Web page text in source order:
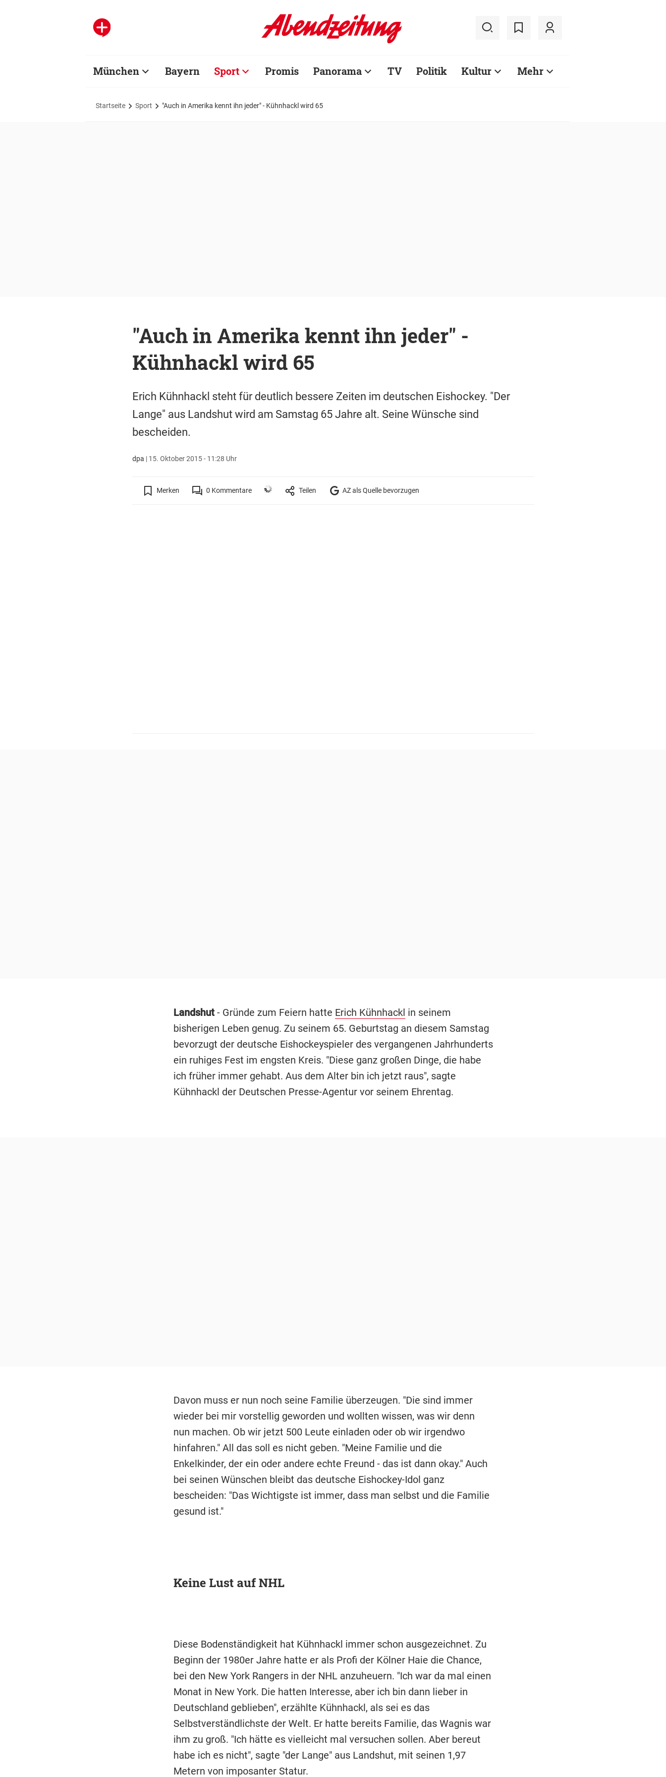
München Bayern Sport Promis Panorama TV Politik Kultur Mehr
Startseite Sport "Auch in Amerika kennt ihn jeder" - Kühnhackl wird 65
"Auch in Amerika kennt ihn jeder" -
Kühnhackl wird 65
Erich Kühnhackl steht für deutlich bessere Zeiten im deutschen Eishockey. "Der
Lange" aus Landshut wird am Samstag 65 Jahre alt. Seine Wünsche sind
bescheiden.
dpa | 15. Oktober 2015 - 11:28 Uhr
Merken 0 Kommentare Teilen AZ als Quelle bevorzugen
Landshut- Gründe zum Feiern hatte Erich Kühnhackl in seinem
bisherigen Leben genug. Zu seinem 65. Geburtstag an diesem Samstag
bevorzugt der deutsche Eishockeyspieler des vergangenen Jahrhunderts
ein ruhiges Fest im engsten Kreis. "Diese ganz großen Dinge, die habe
ich früher immer gehabt. Aus dem Alter bin ich jetzt raus", sagte
Kühnhackl der Deutschen Presse-Agentur vor seinem Ehrentag.
Davon muss er nun noch seine Familie überzeugen. "Die sind immer
wieder bei mir vorstellig geworden und wollten wissen, was wir denn
nun machen. Ob wir jetzt 500 Leute einladen oder ob wir irgendwo
hinfahren." All das soll es nicht geben. "Meine Familie und die
Enkelkinder, der ein oder andere echte Freund - das ist dann okay." Auch
bei seinen Wünschen bleibt das deutsche Eishockey-Idol ganz
bescheiden: "Das Wichtigste ist immer, dass man selbst und die Familie
gesund ist."
Keine Lust auf NHL
Diese Bodenständigkeit hat Kühnhackl immer schon ausgezeichnet. Zu
Beginn der 1980er Jahre hatte er als Profi der Kölner Haie die Chance,
bei den New York Rangers in der NHL anzuheuern. "Ich war da mal einen
Monat in New York. Die hatten Interesse, aber ich bin dann lieber in
Deutschland geblieben", erzählte Kühnhackl, als sei es das
Selbstverständlichste der Welt. Er hatte bereits Familie, das Wagnis war
ihm zu groß. "Ich hätte es vielleicht mal versuchen sollen. Aber bereut
habe ich es nicht", sagte "der Lange" aus Landshut, mit seinen 1,97
Metern von imposanter Statur.